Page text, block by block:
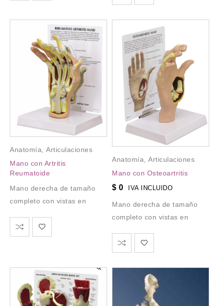
Anatomía
Articulaciones
Mano con Artritis
Reumatoide
Mano derecha de tamaño
completo con vistas en
Anatomía, Articulaciones
Mano con Osteoartritis
$ 0 IVA INCLUIDO
Mano derecha de tamaño
completo con vistas en